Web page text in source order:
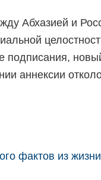
Абхазией и
подписания,
аннексии
фактов из